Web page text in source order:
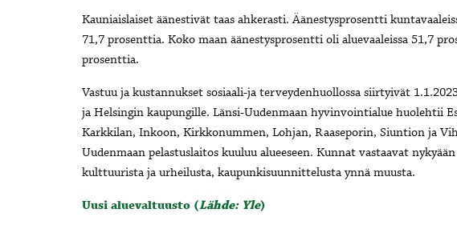
Kauniaislaiset äänestivät taas ahkerasti. Äänestysprosentti
71,7 prosenttia. Koko maan äänestysprosentti oli aluevaaleissa 51,7
prosenttia.
Vastuu ja kustannukset sosiaali-ja terveydenhuollossa siirtyivät
ja Helsingin kaupungille. Länsi-Uudenmaan hyvinvointialue huolehtii
Karkkilan, Inkoon, Kirkkonummen, Lohjan, Raaseporin, Siuntion ja
Uudenmaan pelastuslaitos kuuluu alueeseen. Kunnat vastaavat
kulttuurista ja urheilusta, kaupunkisuunnittelusta ynnä muusta.
Uusi aluevaltuusto (Lähde: Yle)